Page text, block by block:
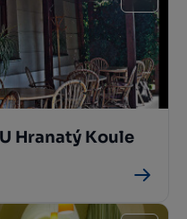
Hranatý Koule